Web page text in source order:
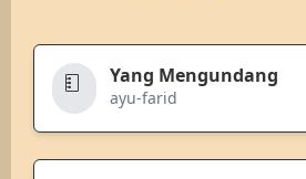
Yang Mengundang
ayu-farid